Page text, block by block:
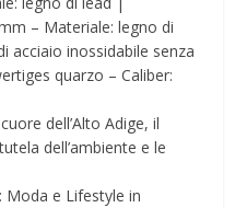
– Materiale: legno di
acciaio inossidabile senza
quarzo – Caliber:
dell’Alto Adige, il
dell’ambiente e le
Moda e Lifestyle in